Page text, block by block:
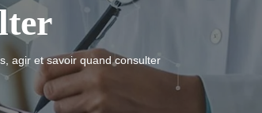
agir et savoir quand consulter